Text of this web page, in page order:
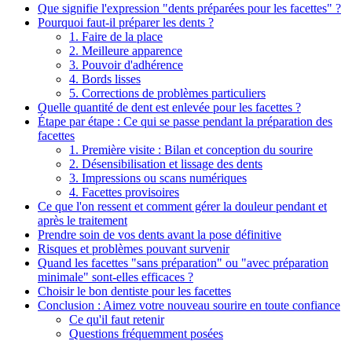
Que signifie l'expression "dents préparées pour les facettes" ?
Pourquoi faut-il préparer les dents ?
1. Faire de la place
2. Meilleure apparence
3. Pouvoir d'adhérence
4. Bords lisses
5. Corrections de problèmes particuliers
Quelle quantité de dent est enlevée pour les facettes ?
Étape par étape : Ce qui se passe pendant la préparation des
facettes
1. Première visite : Bilan et conception du sourire
2. Désensibilisation et lissage des dents
3. Impressions ou scans numériques
4. Facettes provisoires
Ce que l'on ressent et comment gérer la douleur pendant et
après le traitement
Prendre soin de vos dents avant la pose définitive
Risques et problèmes pouvant survenir
Quand les facettes "sans préparation" ou "avec préparation
minimale" sont-elles efficaces ?
Choisir le bon dentiste pour les facettes
Conclusion : Aimez votre nouveau sourire en toute confiance
Ce qu'il faut retenir
Questions fréquemment posées